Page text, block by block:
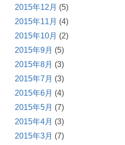
2015年12月 (5)
2015年11月 (4)
2015年10月 (2)
2015年9月 (5)
2015年8月 (3)
2015年7月 (3)
2015年6月 (4)
2015年5月 (7)
2015年4月 (3)
2015年3月 (7)